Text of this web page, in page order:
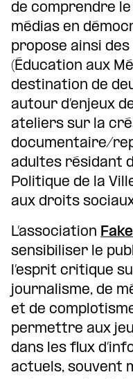
de comprendre
médias en
propose ainsi
(Éducation aux
destination de
autour d’enjeux
ateliers sur la
documentaire/
adultes résidant
Politique de la
aux droits
L’association
sensibiliser le
l’esprit critique
journalisme, de
et de
permettre aux
dans les flux
actuels, souvent